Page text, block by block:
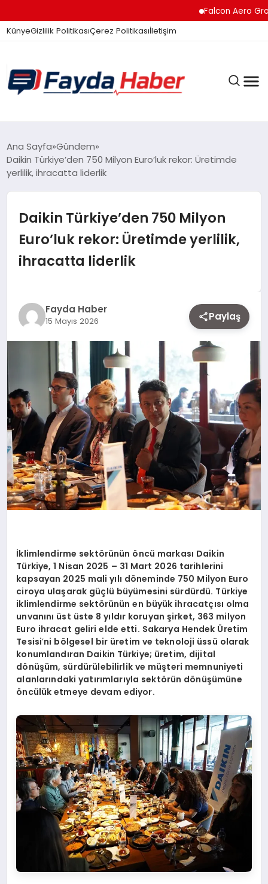
Falcon Aero Group,
KünyeGizlilik PolitikasıÇerez Politikasıİletişim
GÜNDEM
TEKNOLOJI
SIYASET
YAŞAM
DÜNYA
SAĞLIK
Ana Sayfa Gündem
Daikin Türkiye’den 750 Milyon Euro’luk rekor: Üretimde
yerlilik, ihracatta liderlik
Daikin Türkiye’den 750 Milyon
Euro’luk rekor: Üretimde yerlilik,
ihracatta liderlik
Fayda Haber
15 Mayıs 2026 Paylaş
İklimlendirme sektörünün öncü markası Daikin
Türkiye, 1 Nisan 2025 – 31 Mart 2026 tarihlerini
kapsayan 2025 mali yılı döneminde 750 Milyon Euro
ciroya ulaşarak güçlü büyümesini sürdürdü. Türkiye
iklimlendirme sektörünün en büyük ihracatçısı olma
unvanını üst üste 8 yıldır koruyan şirket, 363 milyon
Euro ihracat geliri elde etti. Sakarya Hendek Üretim
Tesisi’ni bölgesel bir üretim ve teknoloji üssü olarak
konumlandıran Daikin Türkiye; üretim, dijital
dönüşüm, sürdürülebilirlik ve müşteri memnuniyeti
alanlarındaki yatırımlarıyla sektörün dönüşümüne
öncülük etmeye devam ediyor.